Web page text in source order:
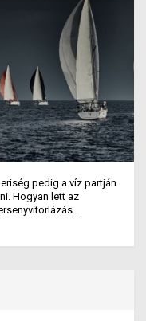
pedig a víz partján
Hogyan lett az